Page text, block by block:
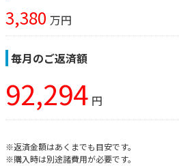
3,380 万円
毎月のご返済額
92,294 円
※返済金額はあくまでも目安です。
※購入時は別途諸費用が必要です。